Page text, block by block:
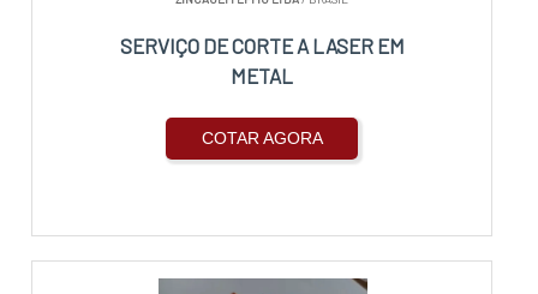
SERVIÇO DE CORTE A LASER EM
METAL
COTAR AGORA